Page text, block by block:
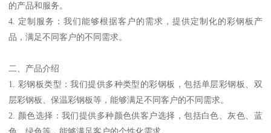
的产品和服务。
4. 定制服务：我们能够根据客户的需求，提供定制化的彩钢板产
品，满足不同客户的不同需求。
二、产品介绍
1. 彩钢板类型：我们提供多种类型的彩钢板，包括单层彩钢板、双
层彩钢板、保温彩钢板等，能够满足不同客户的不同需求。
2. 颜色选择：我们提供多种颜色供客户选择，包括白色、灰色、蓝